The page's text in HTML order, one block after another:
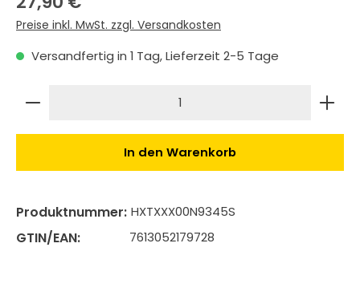
Preise inkl. MwSt. zzgl. Versandkosten
Versandfertig in 1 Tag, Lieferzeit 2-5 Tage
Produkt Anzahl: Gib den gewünschten Wert
In den Warenkorb
Produktnummer: HXTXXX00N9345S
GTIN/EAN: 7613052179728